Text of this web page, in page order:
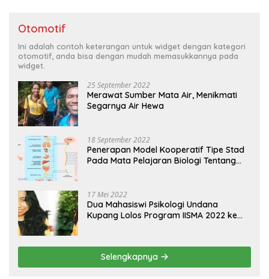
Otomotif
Ini adalah contoh keterangan untuk widget dengan kategori
otomotif, anda bisa dengan mudah memasukkannya pada
widget.
25 September 2022
Merawat Sumber Mata Air, Menikmati
Segarnya Air Hewa
18 September 2022
Penerapan Model Kooperatif Tipe Stad
Pada Mata Pelajaran Biologi Tentang
17 Mei 2022
Dua Mahasiswi Psikologi Undana
Kupang Lolos Program IISMA 2022 ke
Selengkapnya